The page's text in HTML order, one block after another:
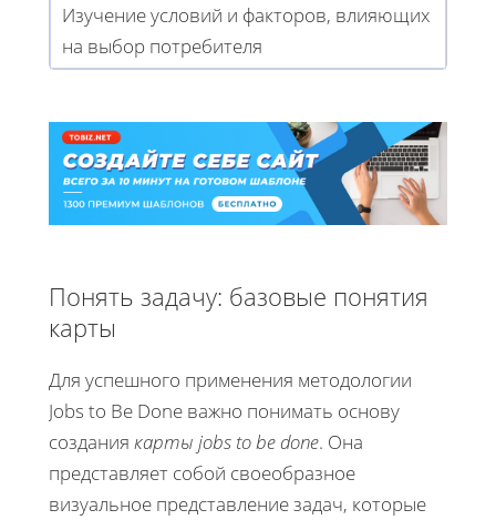
Изучение условий и факторов, влияющих
на выбор потребителя
Понять задачу: базовые понятия
карты
Для успешного применения методологии
Jobs to Be Done важно понимать основу
создания карты jobs to be done. Она
представляет собой своеобразное
визуальное представление задач, которые